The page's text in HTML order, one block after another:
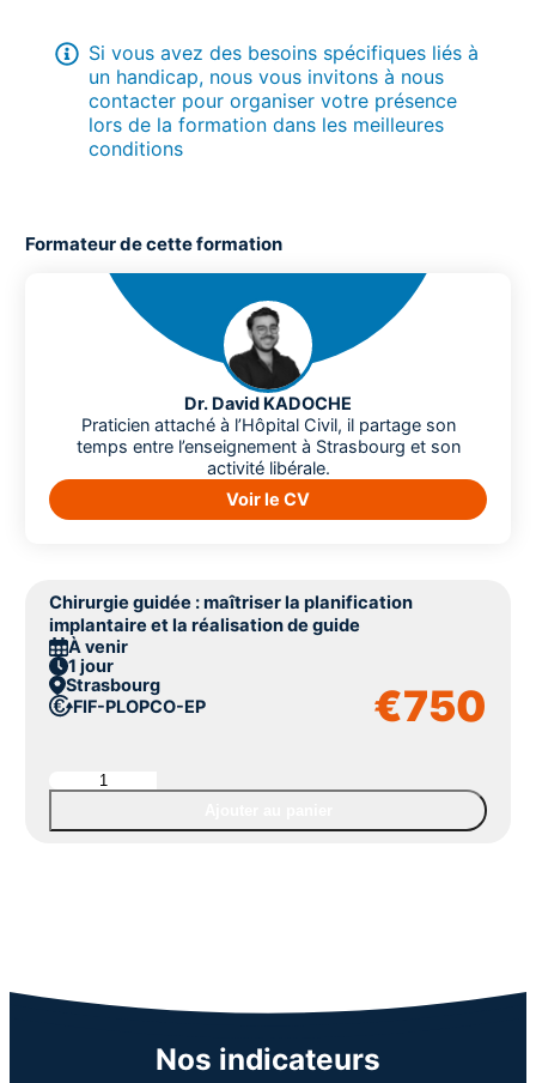
Apport du scan facial et jumeau virtuel
Modélisation de guide sur PC (PC fournis)
Manipulation de la trousse de chirurgie guidée avec
pose d’implants
Si vous avez des besoins spécifiques liés à
un handicap, nous vous invitons à nous
contacter pour organiser votre présence
lors de la formation dans les meilleures
conditions
Formateur de cette formation
Dr. David KADOCHE
Praticien attaché à l’Hôpital Civil, il partage son
temps entre l’enseignement à Strasbourg et son
activité libérale.
Voir le CV
Chirurgie guidée : maîtriser la planification
implantaire et la réalisation de guide
À venir
1 jour
Strasbourg
FIF-PLOPCO-EP €750
quantité
Chirurgie
la
Nos indicateurs